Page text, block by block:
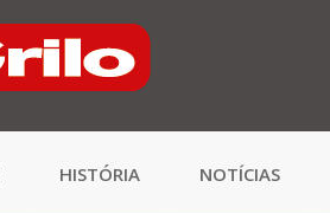
HISTÓRIA NOTÍCIAS